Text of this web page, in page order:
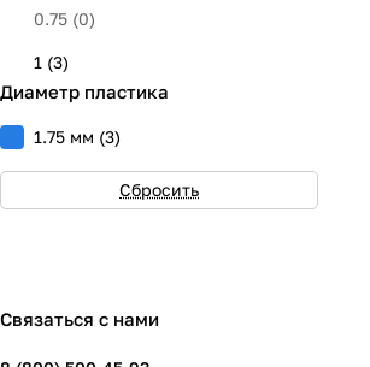
0.75 (0)
1 (3)
Диаметр пластика
1.75 мм (3)
Сбросить
Связаться с нами